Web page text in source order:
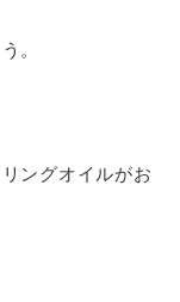
。
ングオイルがお